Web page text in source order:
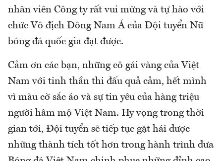
nhân viên Công ty rất vui mừng và tự hào với
chức Vô địch Đông Nam Á của Đội tuyển Nữ
bóng đá quốc gia đạt được.
Cảm ơn các bạn, những cô gái vàng của Việt
Nam với tinh thần thi đấu quả cảm, hết mình
vì màu cờ sắc áo và sự tin yêu của hàng triệu
người hâm mộ Việt Nam. Hy vọng trong thời
gian tới, Đội tuyển sẽ tiếp tục gặt hái được
những thành tích tốt hơn trong hành trình đưa